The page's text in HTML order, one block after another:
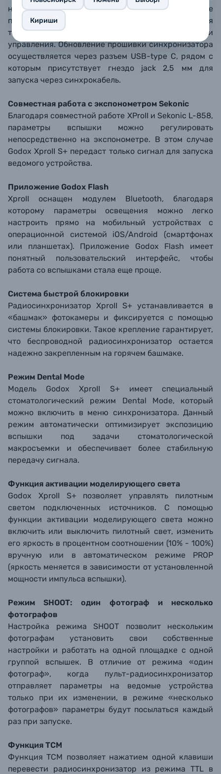
Кириши
настройки. На панели управления также
присутствует кнопка «Тест/Спуск затвора» для
тестового запуска и другие кнопки
управления. Обновление прошивки синхронизатора
осуществляется через разъем USB-type С, рядом с
которым присутствует гнездо jack 2,5 мм для
запуска через синхрокабель.
Совместная работа с экспонометром Sekonic
Благодаря совместной работе XProII и Sekonic L-858,
параметры вспышки можно регулировать
непосредственно на экспонометре. В этом случае
Godox XproII S+ передаст только сигнал для запуска
ведомого устройства.
Приложение Godox Flash
XproII оснащен модулем Bluetooth, благодаря
которому параметры освещения можно легко
настроить прямо на мобильный устройствах c
операционной системой iOS/Android (смартфонах
или планшетах). Приложение Godox Flash имеет
понятный пользовательский интерфейс, чтобы
работа со вспышками стала еще проще.
Система быстрой блокировки
Радиосинхронизатор XproII S+ устанавливается в
«башмак» фотокамеры и фиксируется с помощью
системы блокировки. Такое крепление гарантирует,
что беспроводной радиосинхронизатор остается
надежно закрепленным на горячем башмаке.
Режим Dental Mode
Модель Godox XproII S+ имеет специальный
стоматологический режим Dental Mode, который
можно включить в меню синхронизатора. Данный
режим автоматически оптимизирует экспозицию
вспышки под задачи стоматологической
макросъемки и обеспечивает более стабильную
передачу сигнала.
Функция активации моделирующего света
Godox XproII S+ позволяет управлять пилотным
светом подключенных источников. С помощью
функции активации моделирующего света можно
включить или выключить пилотный свет, изменить
его яркость в процентном соотношении (10% - 100%)
вручную или в автоматическом режиме PROP
(яркость меняется в зависимости от установленной
мощности импульса вспышки).
Режим SHOOT: один фотограф и несколько
фотографов
Настройка режима SHOOT позволит нескольким
фотографам установить свои собственные
настройки и работать на одной площадке с одной
группой вспышек. В отличие от режима «один
фотограф», когда пульт-радиосинхронизатор
отправляет параметры на ведомые устройства
только при их изменении, в режиме «несколько
фотографов» параметры будут посылаться каждый
раз при запуске.
Функция TCM
Функция TCM позволяет нажатием одной клавиши
перевести радиосинхронизатор из режима TTL в